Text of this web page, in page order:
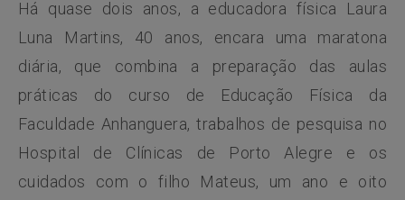
Há quase dois anos, a educadora física Laura
Luna Martins, 40 anos, encara uma maratona
diária, que combina a preparação das aulas
práticas do curso de Educação Física da
Faculdade Anhanguera, trabalhos de pesquisa no
Hospital de Clínicas de Porto Alegre e os
cuidados com o filho Mateus, um ano e oito